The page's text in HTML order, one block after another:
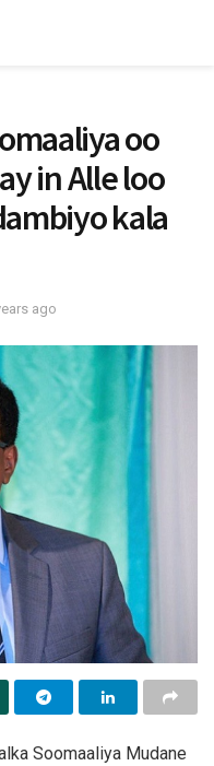
oo
in Alle loo
kala
ago
Soomaaliya Mudane